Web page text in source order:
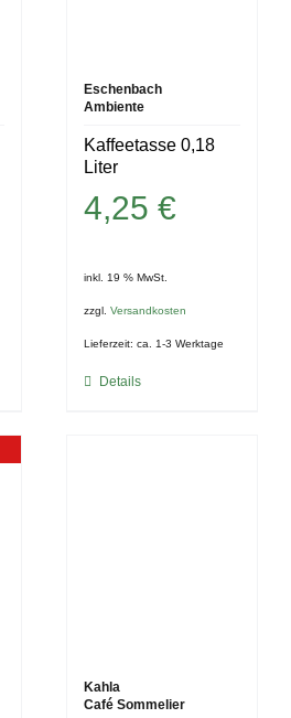
Eschenbach
Ambiente
Kaffeetasse 0,18
Liter
4,25€
inkl. 19 % MwSt.
zzgl.Versandkosten
Lieferzeit:ca. 1-3 Werktage
Details
Kahla
Café Sommelier